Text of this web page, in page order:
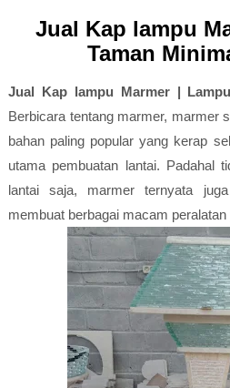
Jual Kap lampu
Taman
Jual Kap lampu Marmer |
Berbicara tentang marmer, marmer
bahan paling popular yang kerap
utama pembuatan lantai. Padahal
lantai saja, marmer ternyata
membuat berbagai macam